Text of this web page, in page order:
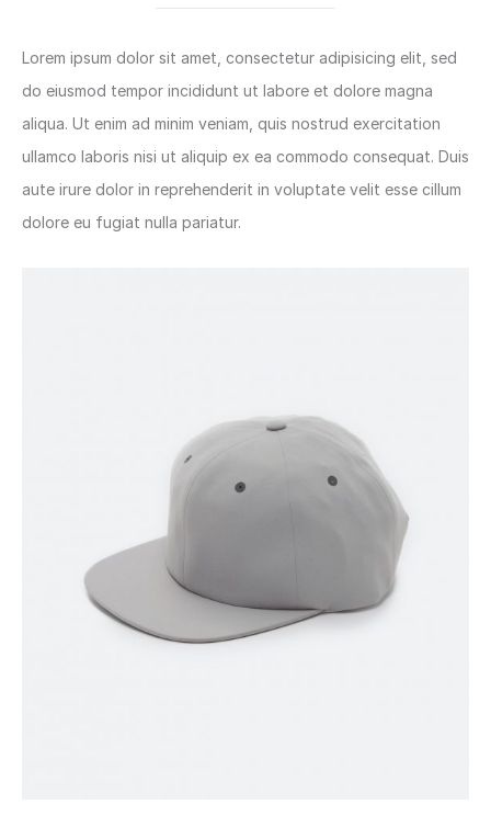
Lorem ipsum dolor sit amet, consectetur adipisicing elit, sed
do eiusmod tempor incididunt ut labore et dolore magna
aliqua. Ut enim ad minim veniam, quis nostrud exercitation
ullamco laboris nisi ut aliquip ex ea commodo consequat. Duis
aute irure dolor in reprehenderit in voluptate velit esse cillum
dolore eu fugiat nulla pariatur.